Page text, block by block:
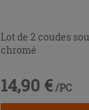
Lot de 2 coudes
chromé
14,90 € /PC